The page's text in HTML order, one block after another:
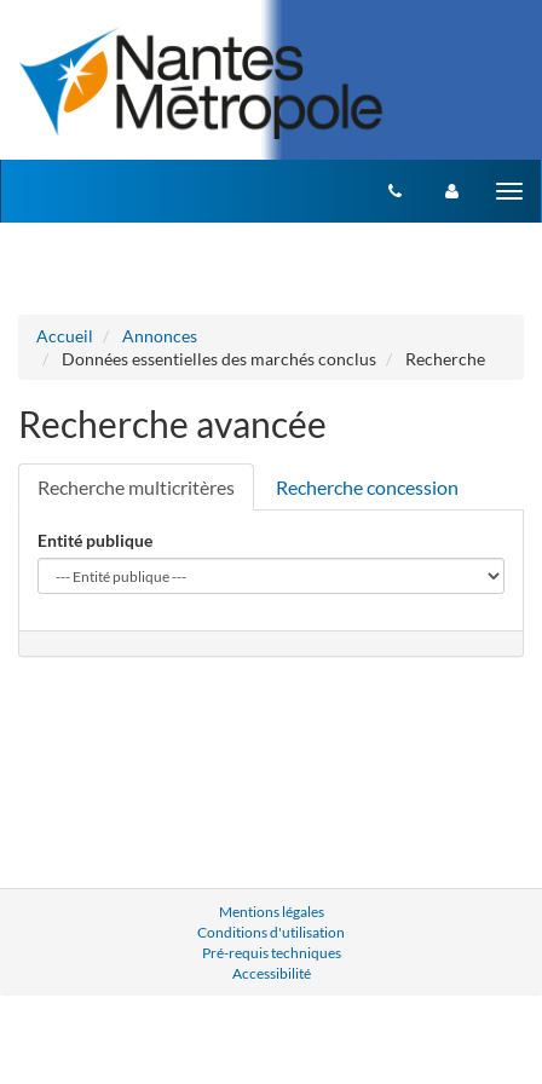
Accueil
Annonces
Données essentielles des marchés conclus
Recherche
Recherche avancée
Recherche multicritères Recherche concession
Entité publique
Mentions légales
Conditions d'utilisation
Pré-requis techniques
Accessibilité